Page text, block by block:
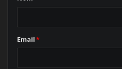
Email*